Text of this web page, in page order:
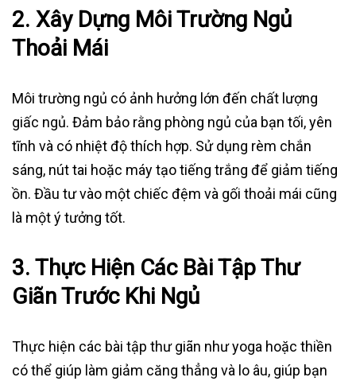
2. Xây Dựng Môi Trường Ngủ
Thoải Mái
Môi trường ngủ có ảnh hưởng lớn đến chất lượng
giấc ngủ. Đảm bảo rằng phòng ngủ của bạn tối, yên
tĩnh và có nhiệt độ thích hợp. Sử dụng rèm chắn
sáng, nút tai hoặc máy tạo tiếng trắng để giảm tiếng
ồn. Đầu tư vào một chiếc đệm và gối thoải mái cũng
là một ý tưởng tốt.
3. Thực Hiện Các Bài Tập Thư
Giãn Trước Khi Ngủ
Thực hiện các bài tập thư giãn như yoga hoặc thiền
có thể giúp làm giảm căng thẳng và lo âu, giúp bạn